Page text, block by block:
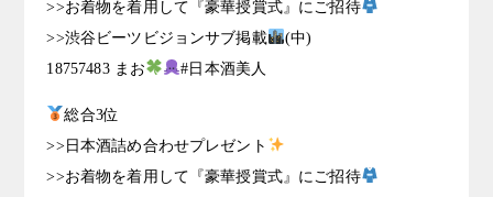
>>お着物を着用して『豪華授賞式』にご招待
>>渋谷ビーツビジョンサブ掲載
(中)
18757483 まお
#日本酒美人
総合3位
>>日本酒詰め合わせプレゼント
>>お着物を着用して『豪華授賞式』にご招待